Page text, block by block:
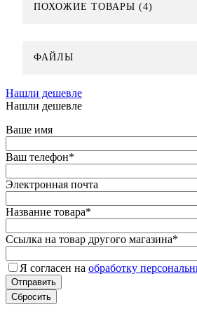
ПОХОЖИЕ ТОВАРЫ (4)
ФАЙЛЫ
Нашли дешевле
Нашли дешевле
Ваше имя
Ваш телефон*
Электронная почта
Название товара*
Ссылка на товар другого магазина*
Я согласен на обработку